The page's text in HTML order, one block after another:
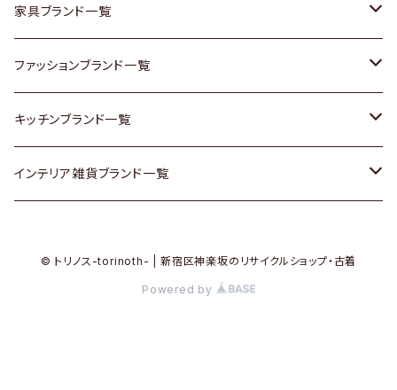
チェスト
その他家具
Vintageヴィンテージ / Antiqueアンティーク
Designers / デザイナーズ
靴
スカーフ
腕時計
Vintage / ヴィンテージ
Vintage / ヴィンテージ
銀製品
和物 / 作家物
その他キッチン雑貨
その他楽器
家具ブランド一覧
ACME Furniture / アクメ ファニチャー
ACTUS / アクタス
arflex / アルフレックス
ファッションブランド一覧
agnes b / アニエス ベー
BALLY / バリー
キッチンブランド一覧
ARABIA / アラビア
インテリア雑貨ブランド一覧
© トリノス-torinoth- | 新宿区神楽坂のリサイクルショップ・古着
Powered by